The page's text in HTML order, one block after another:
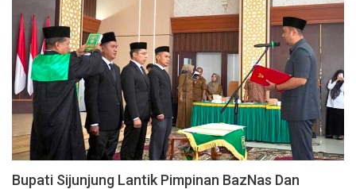
Bupati Sijunjung Lantik Pimpinan BazNas Dan